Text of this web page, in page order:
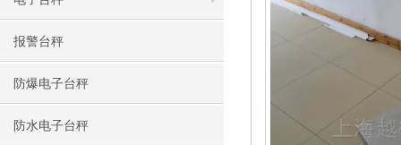
报警台秤
防爆电子台秤
防水电子台秤